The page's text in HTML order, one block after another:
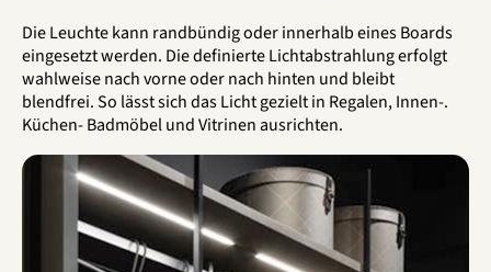
Die Leuchte kann randbündig oder innerhalb eines Boards
eingesetzt werden. Die definierte Lichtabstrahlung erfolgt
wahlweise nach vorne oder nach hinten und bleibt
blendfrei. So lässt sich das Licht gezielt in Regalen, Innen-.
Küchen- Badmöbel und Vitrinen ausrichten.